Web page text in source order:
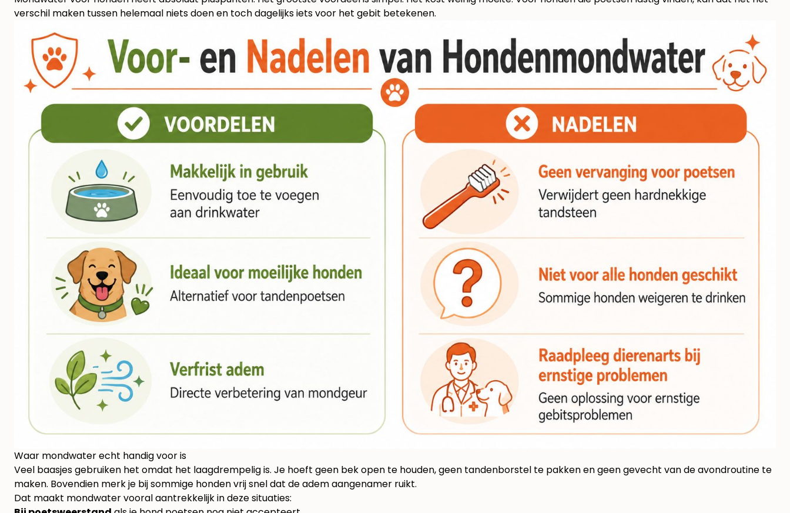
verschil maken tussen helemaal niets doen en toch dagelijks iets voor het gebit betekenen.
Waar mondwater echt handig voor is
Veel baasjes gebruiken het omdat het laagdrempelig is. Je hoeft geen bek open te houden, geen tandenborstel te pakken en geen gevecht van de avondroutine te
maken. Bovendien merk je bij sommige honden vrij snel dat de adem aangenamer ruikt.
Dat maakt mondwater vooral aantrekkelijk in deze situaties: